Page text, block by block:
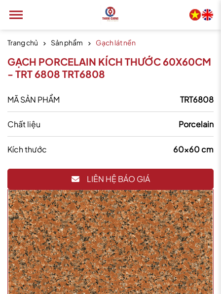
Trang chủ Sản phẩm Gạch lát nền
GẠCH PORCELAIN KÍCH THƯỚC 60X60CM
- TRT 6808 TRT6808
MÃ SẢN PHẨM TRT6808
Chất liệu Porcelain
Kích thước 60x60 cm
LIÊN HỆ BÁO GIÁ